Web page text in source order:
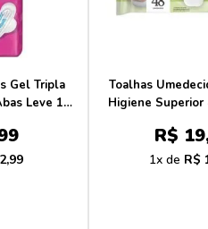
Gel Tripla
Leve 16
,99
Toalhas
Higiene Superior
R$ 19
1 R$